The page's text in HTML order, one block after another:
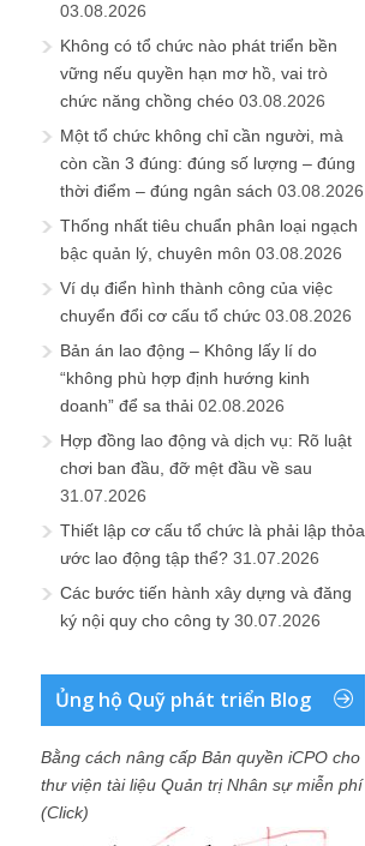
03.08.2026
Không có tổ chức nào phát triển bền
vững nếu quyền hạn mơ hồ, vai trò
chức năng chồng chéo 03.08.2026
Một tổ chức không chỉ cần người, mà
còn cần 3 đúng: đúng số lượng – đúng
thời điểm – đúng ngân sách 03.08.2026
Thống nhất tiêu chuẩn phân loại ngạch
bậc quản lý, chuyên môn 03.08.2026
Ví dụ điển hình thành công của việc
chuyển đổi cơ cấu tổ chức 03.08.2026
Bản án lao động – Không lấy lí do
“không phù hợp định hướng kinh
doanh” để sa thải 02.08.2026
Hợp đồng lao động và dịch vụ: Rõ luật
chơi ban đầu, đỡ mệt đầu về sau
31.07.2026
Thiết lập cơ cấu tổ chức là phải lập thỏa
ước lao động tập thể? 31.07.2026
Các bước tiến hành xây dựng và đăng
ký nội quy cho công ty 30.07.2026
Ủng hộ Quỹ phát triển Blog
Bằng cách nâng cấp Bản quyền iCPO cho
thư viện tài liệu Quản trị Nhân sự miễn phí
(Click)